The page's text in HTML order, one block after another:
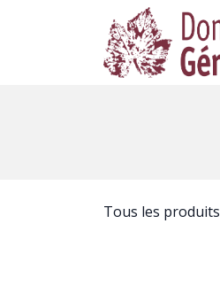
Se rendre au contenu
Tous les produits